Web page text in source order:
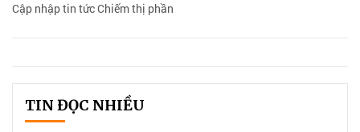
Cập nhập tin tức Chiếm thị phần
TIN ĐỌC NHIỀU